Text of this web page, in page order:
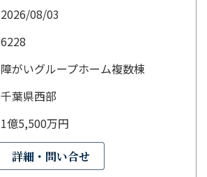
2026/08/03
6228
障がいグループホーム複数棟
千葉県西部
1億5,500万円
詳細・問い合せ